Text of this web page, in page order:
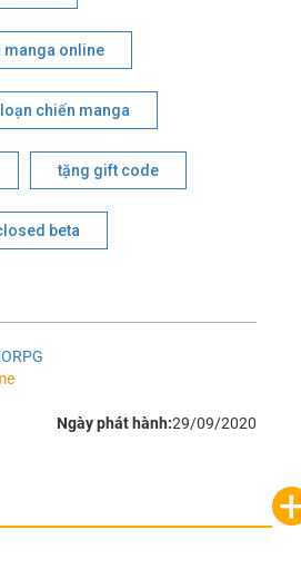
manga online
chiến manga
tặng gift code
beta
Ngày phát hành:29/09/2020